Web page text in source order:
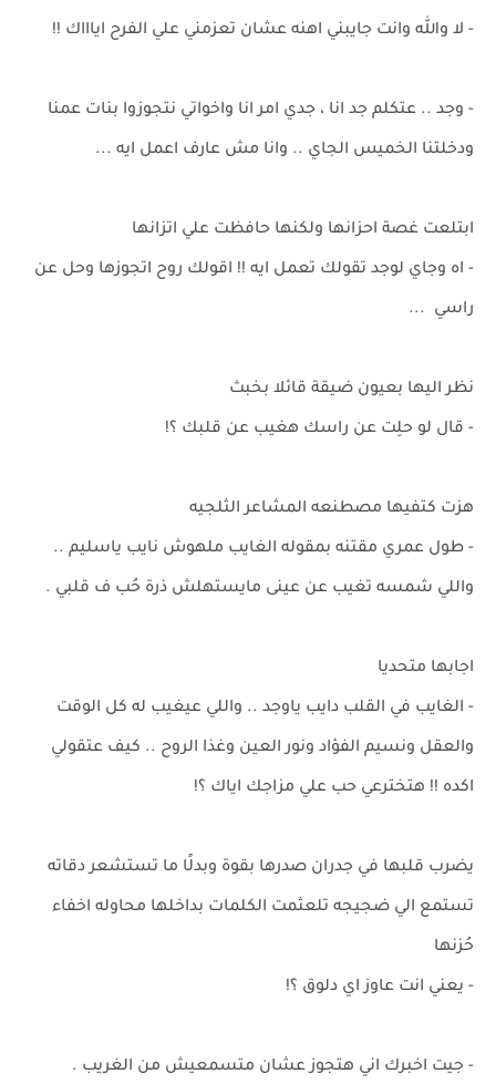
- لا والله وانت جايبني اهنه عشان تعزمني علي الفرح اياااك !!
- وجد .. عتكلم جد انا ، جدي امر انا واخواتي نتجوزوا بنات عمنا
ودخلتنا الخميس الجاي .. وانا مش عارف اعمل ايه ...
ابتلعت غصة احزانها ولكنها حافظت علي اتزانها
- اه وجاي لوجد تقولك تعمل ايه !! اقولك روح اتجوزها وحل عن
راسي ...
نظر اليها بعيون ضيقة قائلا بخبث
- قال لو حلِت عن راسك هغيب عن قلبك ؟!
هزت كتفيها مصطنعه المشاعر الثلجيه
- طول عمري مقتنه بمقوله الغايب ملهوش نايب ياسليم ..
واللي شمسه تغيب عن عينى مايستهلش ذرة حُب ف قلبي .
اجابها متحديا
- الغايب في القلب دايب ياوجد .. واللي عيغيب له كل الوقت
والعقل ونسيم الفؤاد ونور العين وغذا الروح .. كيف عتقولي
اكده !! هتخترعي حب علي مزاجك اياك ؟!
يضرب قلبها في جدران صدرها بقوة وبدلًا ما تستشعر دقاته
تستمع الي ضجيجه تلعثمت الكلمات بداخلها محاوله اخفاء
حُزنها
- يعني انت عاوز اي دلوق ؟!
- جيت اخبرك اني هتجوز عشان متسمعيش من الغريب .